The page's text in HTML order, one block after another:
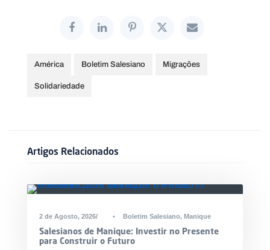
América Boletim Salesiano
Migrações
Solidariedade
Artigos Relacionados
2 de Agosto, 2026 • Boletim Salesiano, Manique
Salesianos de Manique: Investir no Presente
para Construir o Futuro